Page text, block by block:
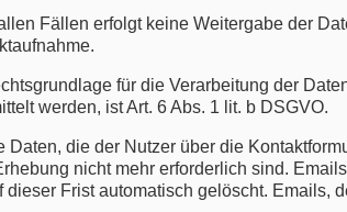
Fällen erfolgt keine Weitergabe der
für die Verarbeitung der
werden, ist Art. 6 Abs. 1 lit. b DSGVO.
Daten, die der Nutzer über die
nicht mehr erforderlich sind.
dieser Frist automatisch gelöscht. Emails,